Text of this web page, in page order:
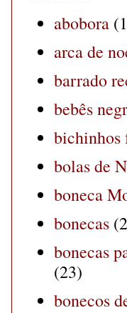
abobora
arca de
barrado
bebês
bichinhos
bolas de
boneca
bonecas
bonecas
(23)
bonecos